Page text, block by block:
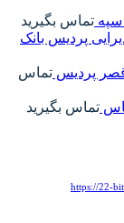
بگیرید
بانک
تماس
بگیرید